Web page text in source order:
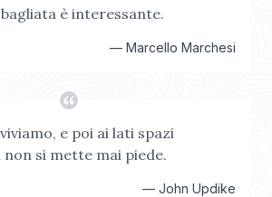
è interessante.
— Marcello Marchesi
e poi ai lati spazi
si mette mai piede.
— John Updike